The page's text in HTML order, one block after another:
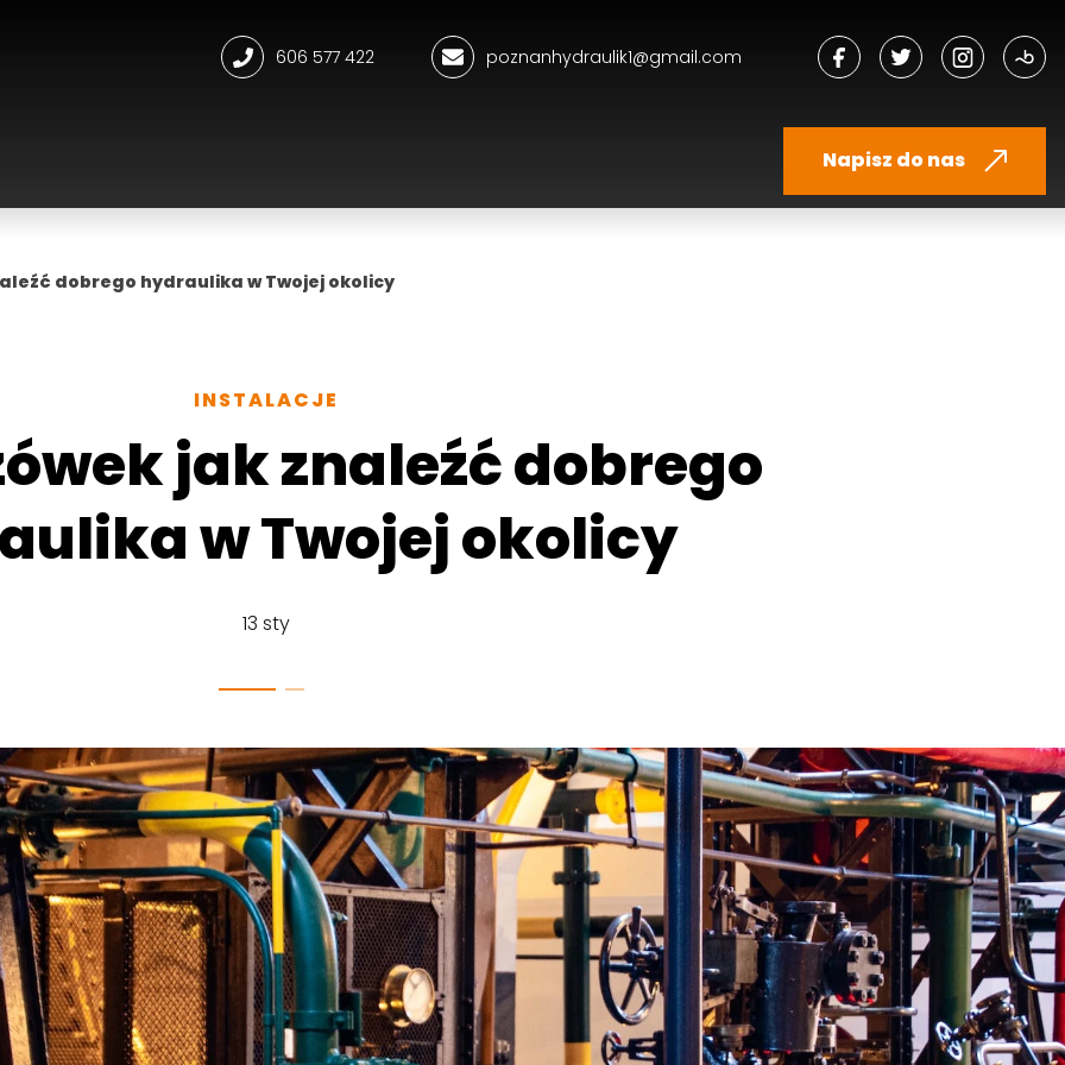
606 577 422 poznanhydraulik1@gmail.com
Napisz do nas
dobrego hydraulika w Twojej okolicy
INSTALACJE
w Twojej okolicy
13 sty